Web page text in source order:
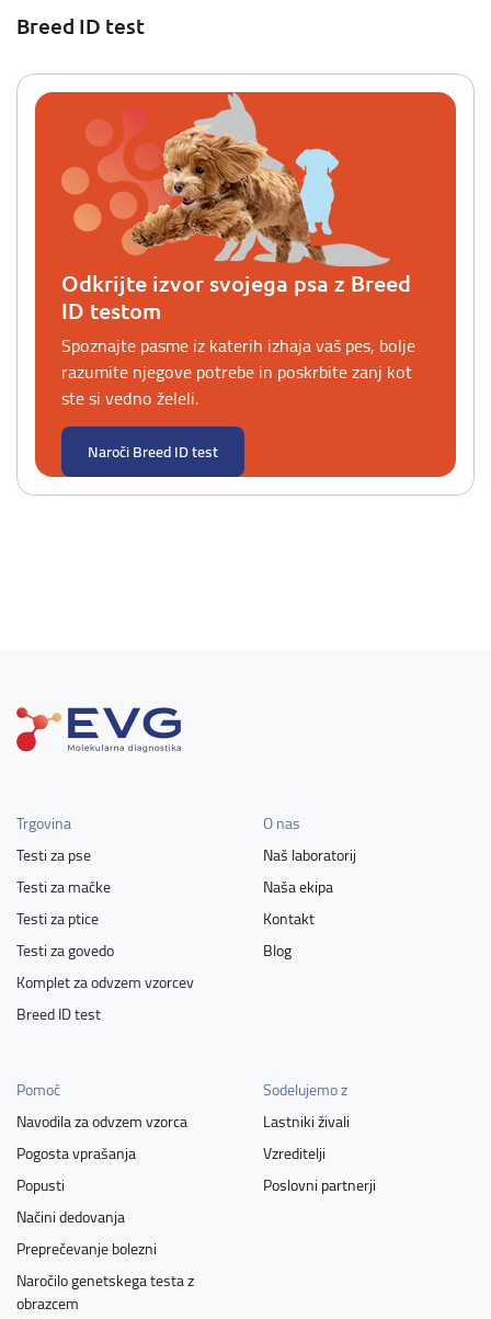
Breed ID test
Odkrijte izvor svojega psa z Breed
ID testom
Spoznajte pasme iz katerih izhaja vaš pes, bolje
razumite njegove potrebe in poskrbite zanj kot
ste si vedno želeli.
Naroči Breed ID test
Trgovina
Testi za pse
Testi za mačke
Testi za ptice
Testi za govedo
Komplet za odvzem vzorcev
Breed ID test
O nas
Naš laboratorij
Naša ekipa
Kontakt
Blog
Pomoč
Navodila za odvzem vzorca
Pogosta vprašanja
Popusti
Načini dedovanja
Preprečevanje bolezni
Naročilo genetskega testa z
obrazcem
Sodelujemo z
Lastniki živali
Vzreditelji
Poslovni partnerji